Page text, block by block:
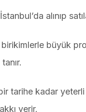
alınıp
birikimlerle büyük
tarihe kadar yeterli
verir.